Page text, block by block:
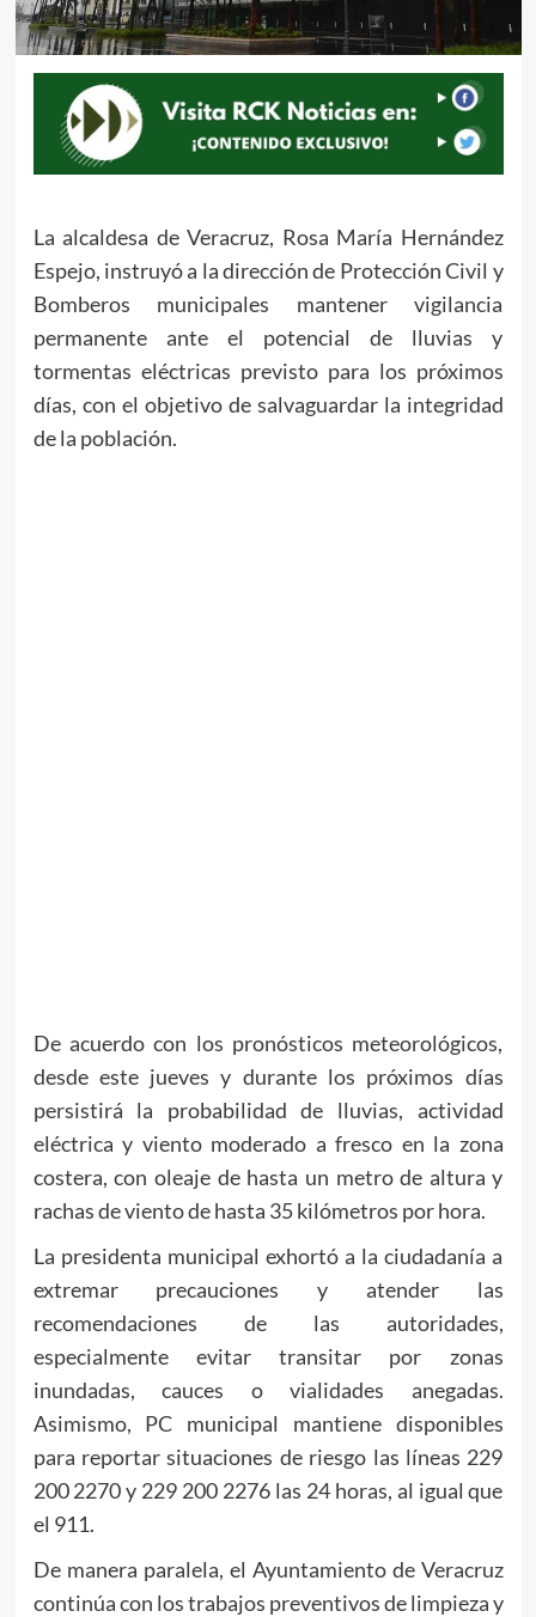
La alcaldesa de Veracruz, Rosa María Hernández
Espejo, instruyó a la dirección de Protección Civil y
Bomberos municipales mantener vigilancia
permanente ante el potencial de lluvias y
tormentas eléctricas previsto para los próximos
días, con el objetivo de salvaguardar la integridad
de la población.
De acuerdo con los pronósticos meteorológicos,
desde este jueves y durante los próximos días
persistirá la probabilidad de lluvias, actividad
eléctrica y viento moderado a fresco en la zona
costera, con oleaje de hasta un metro de altura y
rachas de viento de hasta 35 kilómetros por hora.
La presidenta municipal exhortó a la ciudadanía a
extremar precauciones y atender las
recomendaciones de las autoridades,
especialmente evitar transitar por zonas
inundadas, cauces o vialidades anegadas.
Asimismo, PC municipal mantiene disponibles
para reportar situaciones de riesgo las líneas 229
200 2270 y 229 200 2276 las 24 horas, al igual que
el 911.
De manera paralela, el Ayuntamiento de Veracruz
continúa con los trabajos preventivos de limpieza y